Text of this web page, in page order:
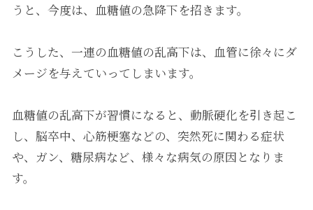
うと、今度は、血糖値の急降下を招きます。
こうした、一連の血糖値の乱高下は、血管に徐々にダ
メージを与えていってしまいます。
血糖値の乱高下が習慣になると、動脈硬化を引き起こ
し、脳卒中、心筋梗塞などの、突然死に関わる症状
や、ガン、糖尿病など、様々な病気の原因となりま
す。